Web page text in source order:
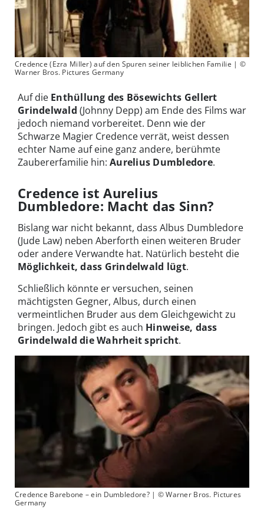
Credence (Ezra Miller) auf den Spuren seiner leiblichen Familie | ©
Warner Bros. Pictures Germany
Auf die Enthüllung des Bösewichts Gellert
Grindelwald (Johnny Depp) am Ende des Films war
jedoch niemand vorbereitet. Denn wie der
Schwarze Magier Credence verrät, weist dessen
echter Name auf eine ganz andere, berühmte
Zaubererfamilie hin: Aurelius Dumbledore.
Credence ist Aurelius
Dumbledore: Macht das Sinn?
Bislang war nicht bekannt, dass Albus Dumbledore
(Jude Law) neben Aberforth einen weiteren Bruder
oder andere Verwandte hat. Natürlich besteht die
Möglichkeit, dass Grindelwald lügt.
Schließlich könnte er versuchen, seinen
mächtigsten Gegner, Albus, durch einen
vermeintlichen Bruder aus dem Gleichgewicht zu
bringen. Jedoch gibt es auch Hinweise, dass
Grindelwald die Wahrheit spricht.
Credence Barebone – ein Dumbledore? | © Warner Bros. Pictures
Germany